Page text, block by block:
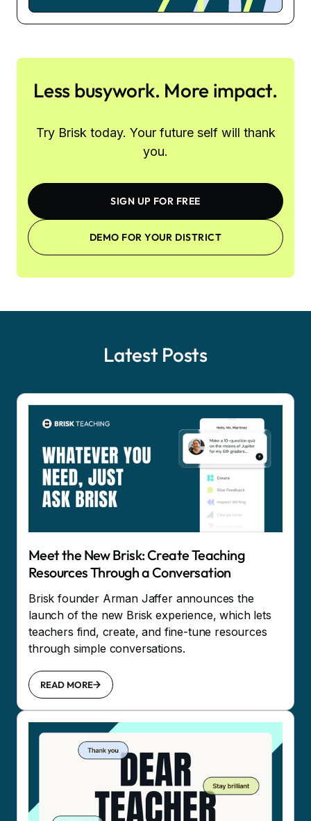
Less busywork. More impact.
Try Brisk today. Your future self will thank
you.
SIGN UP FOR FREE
DEMO FOR YOUR DISTRICT
Latest Posts
Meet the New Brisk: Create Teaching
Resources Through a Conversation
Brisk founder Arman Jaffer announces the
launch of the new Brisk experience, which lets
teachers find, create, and fine-tune resources
through simple conversations.
READ MORE